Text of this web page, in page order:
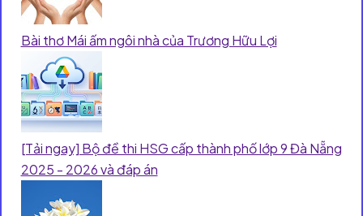
Bài thơ Mái ấm ngôi nhà của Trương Hữu Lợi
[Tải ngay] Bộ đề thi HSG cấp thành phố lớp 9 Đà Nẵng
2025 - 2026 và đáp án